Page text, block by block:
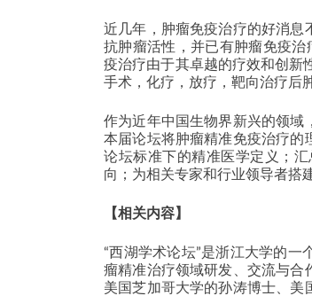
近几年，肿瘤免疫治疗的好消息
抗肿瘤活性，并已有肿瘤免疫
疫治疗由于其卓越的疗效和创新
手术，化疗，放疗，靶向治疗后
作为近年中国生物界新兴的领域
本届论坛将肿瘤精准免疫治疗的
论坛标准下的精准医学定义；
向；为相关专家和行业领导者搭
【相关内容】
“西湖学术论坛”是浙江大学的
瘤精准治疗领域研发、交流与合
美国芝加哥大学的孙涛博士、美